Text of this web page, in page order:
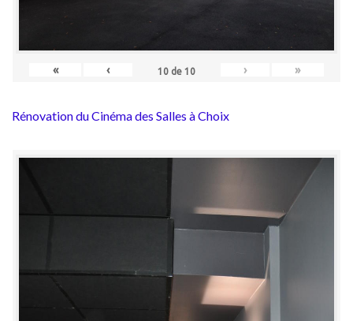
« ‹ 10 de 10 › »
Rénovation du Cinéma des Salles à Choix